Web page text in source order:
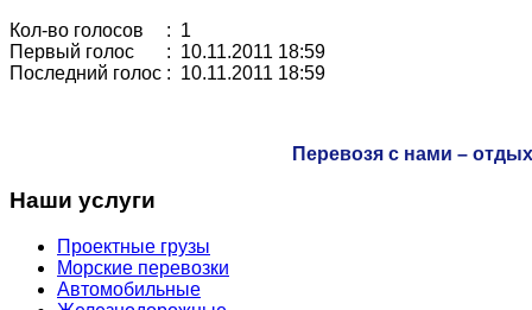
Кол-во голосов
: 1
Первый голос
: 10.11.2011 18:59
Последний голос : 10.11.2011 18:59
Перевозя с нами –
Наши услуги
Проектные грузы
Морские перевозки
Автомобильные